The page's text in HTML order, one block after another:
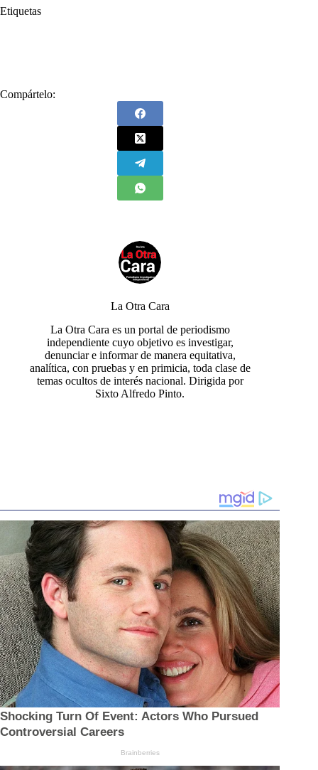
Etiquetas
Compártelo:
La Otra Cara
La Otra Cara es un portal de periodismo
independiente cuyo objetivo es investigar,
denunciar e informar de manera equitativa,
analítica, con pruebas y en primicia, toda clase de
temas ocultos de interés nacional. Dirigida por
Sixto Alfredo Pinto.